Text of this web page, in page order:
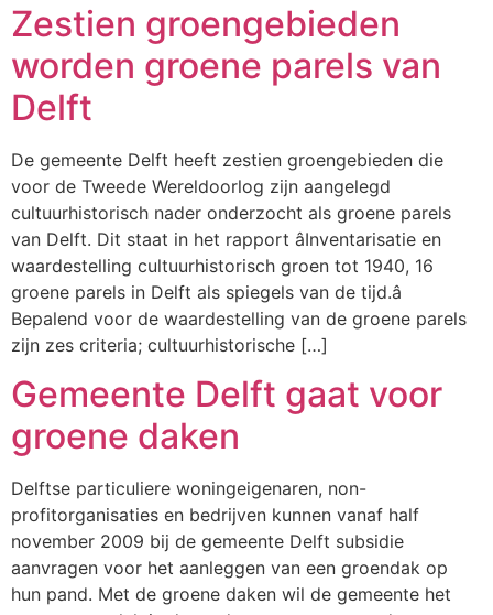
Zestien groengebieden
worden groene parels van
Delft
De gemeente Delft heeft zestien groengebieden die
voor de Tweede Wereldoorlog zijn aangelegd
cultuurhistorisch nader onderzocht als groene parels
van Delft. Dit staat in het rapport âInventarisatie en
waardestelling cultuurhistorisch groen tot 1940, 16
groene parels in Delft als spiegels van de tijd.â
Bepalend voor de waardestelling van de groene parels
zijn zes criteria; cultuurhistorische […]
Gemeente Delft gaat voor
groene daken
Delftse particuliere woningeigenaren, non-
profitorganisaties en bedrijven kunnen vanaf half
november 2009 bij de gemeente Delft subsidie
aanvragen voor het aanleggen van een groendak op
hun pand. Met de groene daken wil de gemeente het